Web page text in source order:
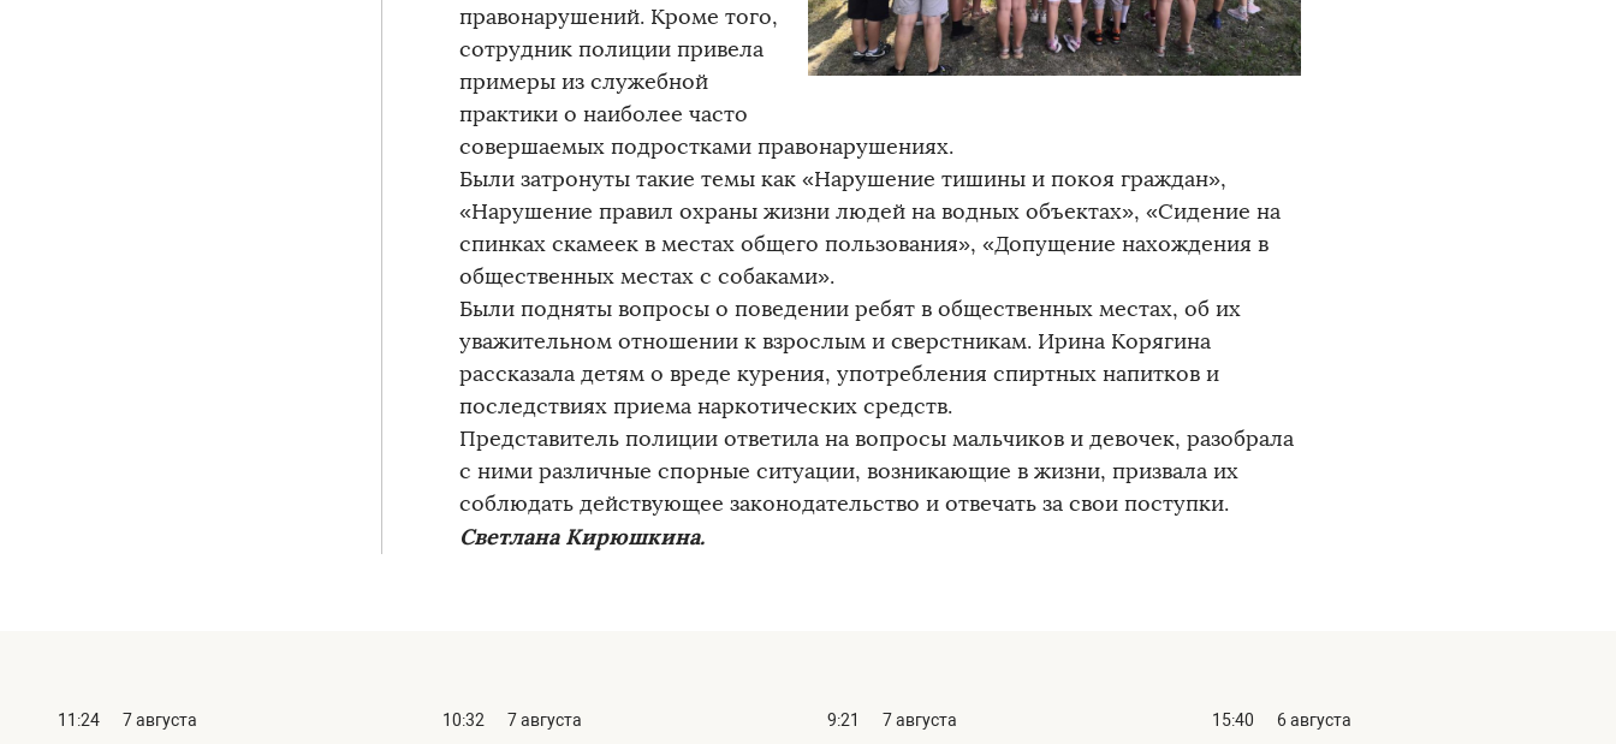
правонарушений. Кроме того,
сотрудник полиции привела
примеры из служебной
практики о наиболее часто
совершаемых подростками правонарушениях.
Были затронуты такие темы как «Нарушение тишины и покоя граждан»,
«Нарушение правил охраны жизни людей на водных объектах», «Сидение на
спинках скамеек в местах общего пользования», «Допущение нахождения в
общественных местах с собаками».
Были подняты вопросы о поведении ребят в общественных местах, об их
уважительном отношении к взрослым и сверстникам. Ирина Корягина
рассказала детям о вреде курения, употребления спиртных напитков и
последствиях приема наркотических средств.
Представитель полиции ответила на вопросы мальчиков и девочек, разобрала
с ними различные спорные ситуации, возникающие в жизни, призвала их
соблюдать действующее законодательство и отвечать за свои поступки.
Светлана Кирюшкина.
11:24
7 августа
10:32
7 августа
9:21
7 августа
15:40
6 августа